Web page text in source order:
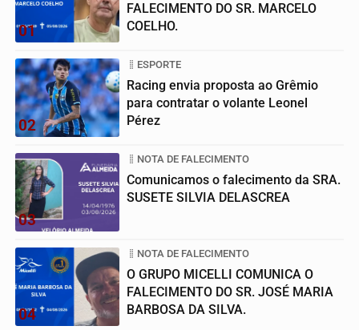
01
FALECIMENTO DO SR. MARCELO
COELHO.
02
ESPORTE
Racing envia proposta ao Grêmio
para contratar o volante Leonel
Pérez
03
NOTA DE FALECIMENTO
Comunicamos o falecimento da SRA.
SUSETE SILVIA DELASCREA
04
NOTA DE FALECIMENTO
O GRUPO MICELLI COMUNICA O
FALECIMENTO DO SR. JOSÉ MARIA
BARBOSA DA SILVA.